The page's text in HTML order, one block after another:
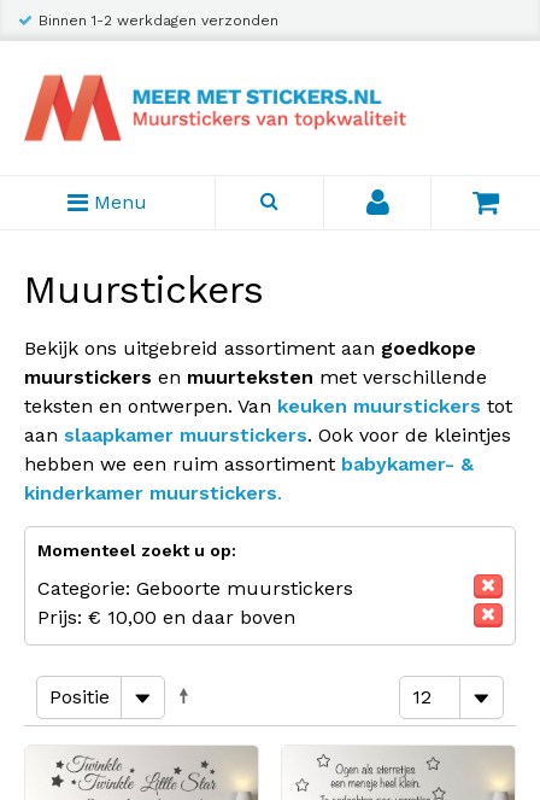
Binnen 1-2 werkdagen verzonden
Verzending slechts € 2,95
Menu
Muurstickers
Bekijk ons uitgebreid assortiment aan goedkope
muurstickers en muurteksten met verschillende
teksten en ontwerpen. Van keuken muurstickers tot
aan slaapkamer muurstickers. Ook voor de kleintjes
hebben we een ruim assortiment babykamer- &
kinderkamer muurstickers.
Momenteel zoekt u op:
Categorie: Geboorte muurstickers
Prijs: € 10,00 en daar boven